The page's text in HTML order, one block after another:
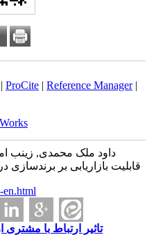
ProCite| Reference Manager|
داود ملک محمدی, زینب
en.html
تاثیر ارتباط با مشتری